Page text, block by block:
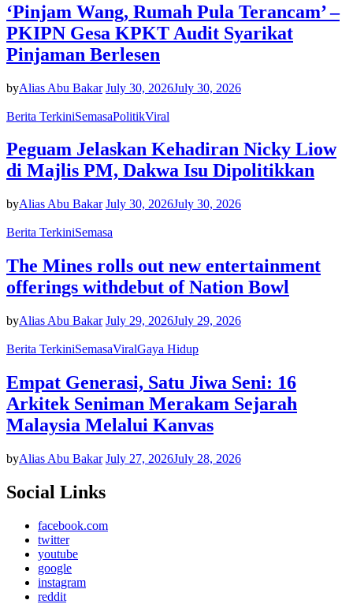
‘Pinjam Wang, Rumah Pula Terancam’ –
PKIPN Gesa KPKT Audit Syarikat
Pinjaman Berlesen
byAlias Abu Bakar July 30, 2026July 30, 2026
Berita TerkiniSemasaPolitikViral
Peguam Jelaskan Kehadiran Nicky Liow
di Majlis PM, Dakwa Isu Dipolitikkan
byAlias Abu Bakar July 30, 2026July 30, 2026
Berita TerkiniSemasa
The Mines rolls out new entertainment
offerings withdebut of Nation Bowl
byAlias Abu Bakar July 29, 2026July 29, 2026
Berita TerkiniSemasaViralGaya Hidup
Empat Generasi, Satu Jiwa Seni: 16
Arkitek Seniman Merakam Sejarah
Malaysia Melalui Kanvas
byAlias Abu Bakar July 27, 2026July 28, 2026
Social Links
facebook.com
twitter
youtube
google
instagram
reddit